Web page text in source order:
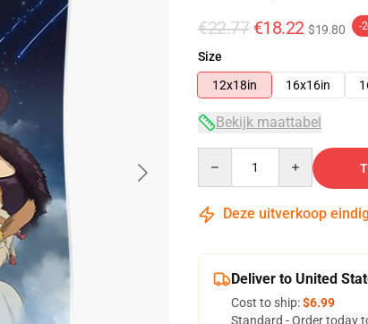
€22.77 €18.22 $19.80 -
Size
12x18in
16x16in
Bekijk maattabel
Deze uitverkoop
Deliver to United
Cost to ship:$6.99
Standard - Order today